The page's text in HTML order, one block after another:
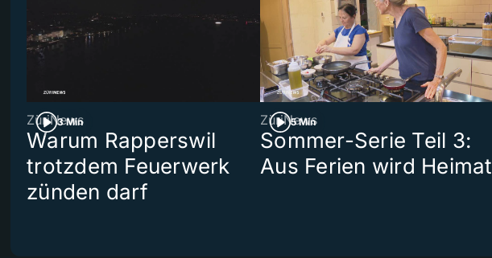
3 Min
ZüriNews
Warum Rapperswil
trotzdem Feuerwerk
zünden darf
5 Min
ZüriNews
Sommer-Serie Teil 3:
Aus Ferien wird Heimat